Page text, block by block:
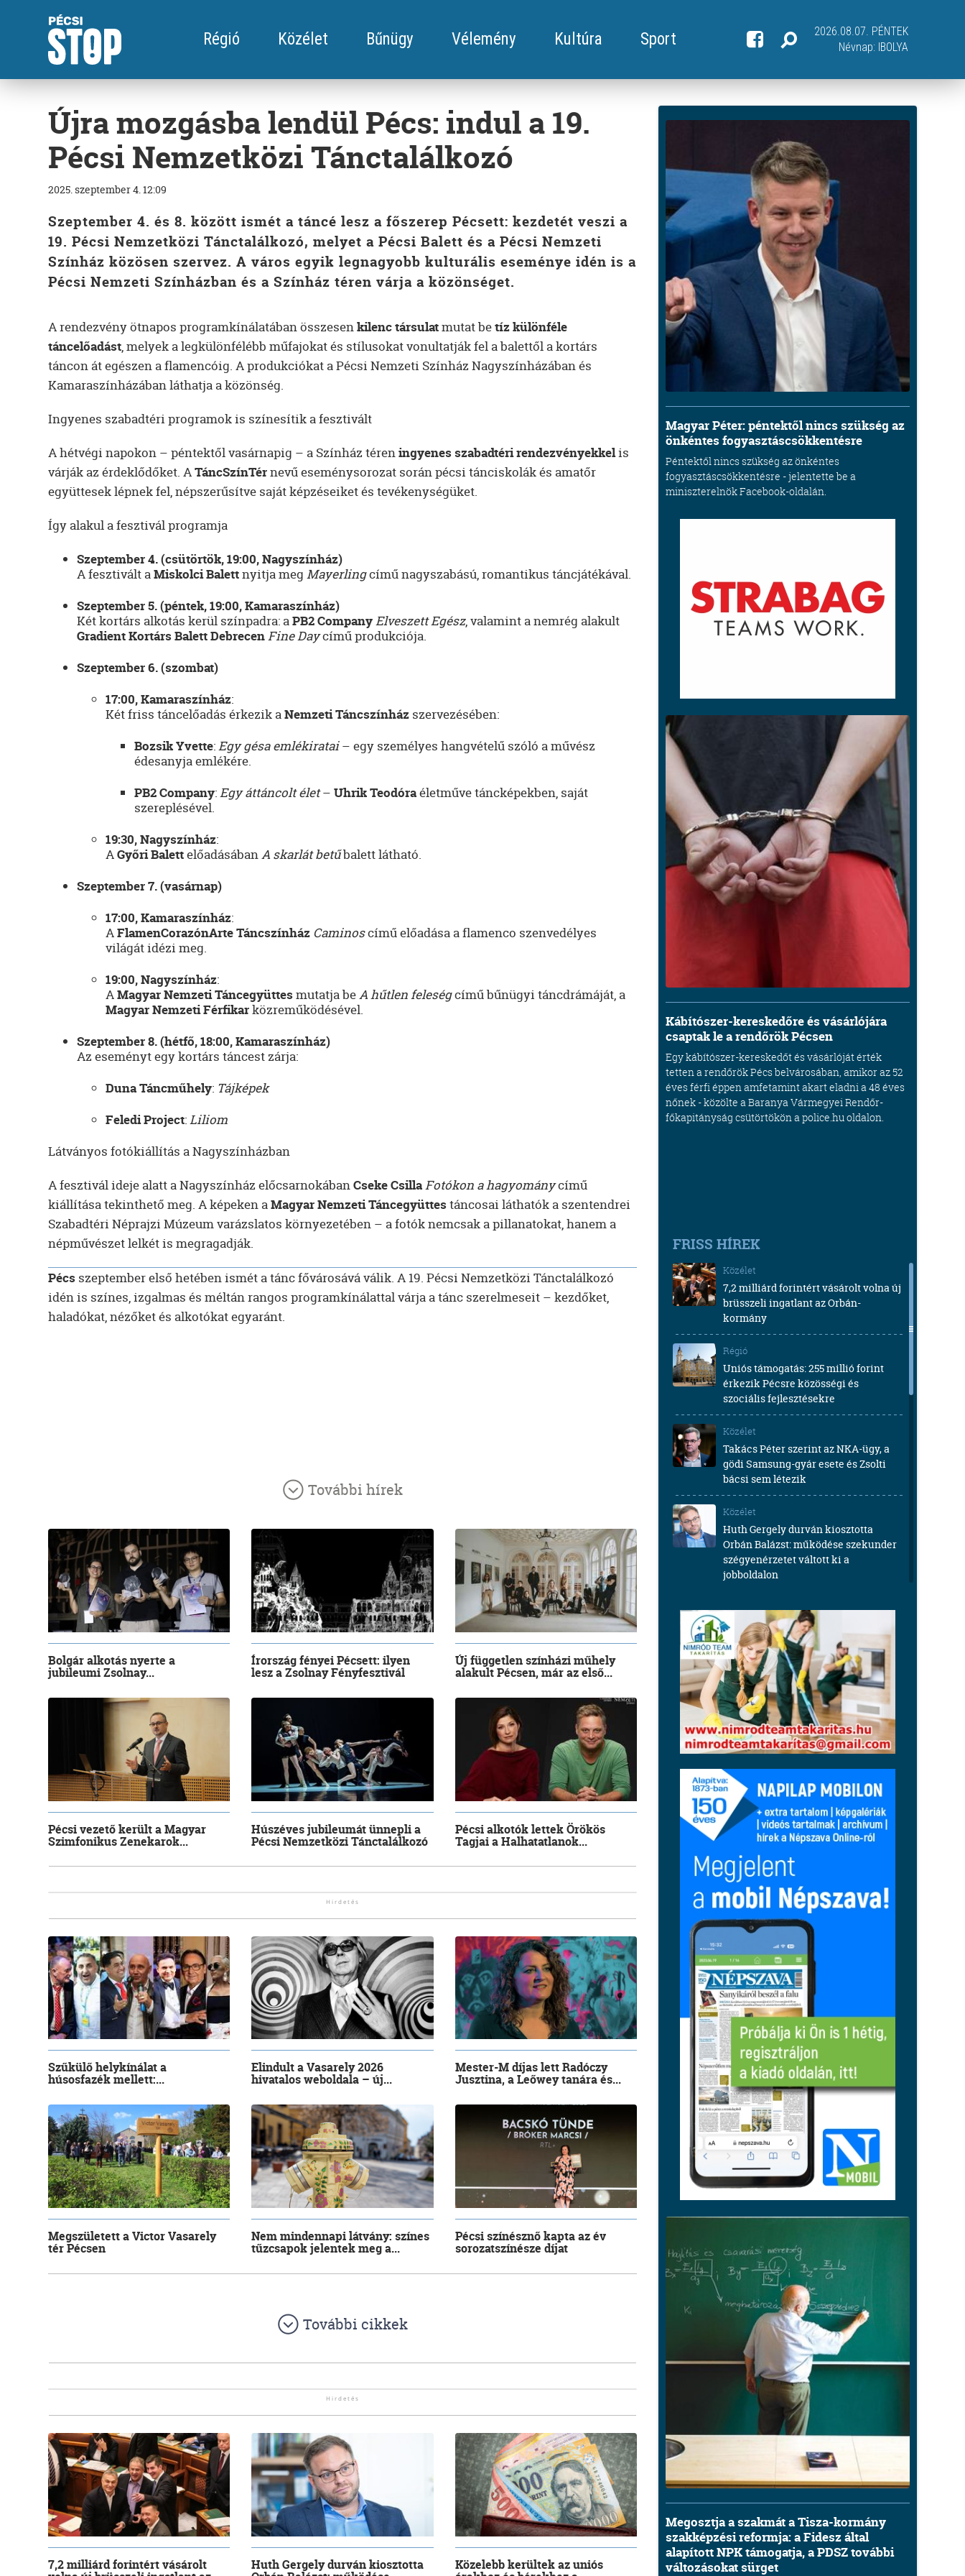
Régió Közélet Bűnügy Vélemény Kultúra Sport
2026.08.07. PÉNTEK
Névnap: IBOLYA
Újra mozgásba lendül Pécs: indul a 19.
Pécsi Nemzetközi Tánctalálkozó
2025. szeptember 4. 12:09
Szeptember 4. és 8. között ismét a táncé lesz a főszerep Pécsett: kezdetét veszi a
19. Pécsi Nemzetközi Tánctalálkozó, melyet a Pécsi Balett és a Pécsi Nemzeti
Színház közösen szervez. A város egyik legnagyobb kulturális eseménye idén is a
Pécsi Nemzeti Színházban és a Színház téren várja a közönséget.
A rendezvény ötnapos programkínálatában összesenkilenc társulatmutat betíz különféle
táncelőadást, melyek a legkülönfélébb műfajokat és stílusokat vonultatják fel a balettől a kortárs
táncon át egészen a flamencóig. A produkciókat a Pécsi Nemzeti Színház Nagyszínházában és
Kamaraszínházában láthatja a közönség.
Ingyenes szabadtéri programok is színesítik a fesztivált
A hétvégi napokon – péntektől vasárnapig – a Színház téreningyenes szabadtéri rendezvényekkelis
várják az érdeklődőket. ATáncSzínTérnevű eseménysorozat során pécsi tánciskolák és amatőr
együttesek lépnek fel, népszerűsítve saját képzéseiket és tevékenységüket.
Így alakul a fesztivál programja
Szeptember 4. (csütörtök, 19:00, Nagyszínház)
A fesztivált aMiskolci Balettnyitja meg Mayerlingcímű nagyszabású, romantikus táncjátékával.
Szeptember 5. (péntek, 19:00, Kamaraszínház)
Két kortárs alkotás kerül színpadra: aPB2 CompanyElveszett Egész, valamint a nemrég alakult
Gradient Kortárs Balett DebrecenFine Daycímű produkciója.
Szeptember 6. (szombat)
17:00, Kamaraszínház:
Két friss táncelőadás érkezik aNemzeti Táncszínház szervezésében:
Bozsik Yvette:Egy gésa emlékiratai– egy személyes hangvételű szóló a művész
édesanyja emlékére.
PB2 Company:Egy áttáncolt élet– Uhrik Teodóraéletműve táncképekben, saját
szereplésével.
19:30, Nagyszínház:
AGyőri BalettelőadásábanA skarlát betűbalett látható.
Szeptember 7. (vasárnap)
17:00, Kamaraszínház:
AFlamenCorazónArte Táncszínház Caminoscímű előadása a flamenco szenvedélyes
világát idézi meg.
19:00, Nagyszínház:
AMagyar Nemzeti Táncegyüttesmutatja beA hűtlen feleségcímű bűnügyi táncdrámáját, a
Magyar Nemzeti Férfikarközreműködésével.
Szeptember 8. (hétfő, 18:00, Kamaraszínház)
Az eseményt egy kortárs táncest zárja:
Duna Táncműhely: Tájképek
Feledi Project:Liliom
Látványos fotókiállítás a Nagyszínházban
A fesztivál ideje alatt a Nagyszínház előcsarnokábanCseke CsillaFotókon a hagyománycímű
kiállítása tekinthető meg. A képeken aMagyar Nemzeti Táncegyüttestáncosai láthatók a szentendrei
Szabadtéri Néprajzi Múzeum varázslatos környezetében – a fotók nemcsak a pillanatokat, hanem a
népművészet lelkét is megragadják.
Pécs szeptember első hetében ismét a tánc fővárosává válik. A 19. Pécsi Nemzetközi Tánctalálkozó
idén is színes, izgalmas és méltán rangos programkínálattal várja a tánc szerelmeseit – kezdőket,
haladókat, nézőket és alkotókat egyaránt.
További hírek
Bolgár alkotás nyerte a
jubileumi Zsolnay...
Írország fényei Pécsett: ilyen
lesz a Zsolnay Fényfesztivál
Új független színházi műhely
alakult Pécsen, már az első...
Pécsi vezető került a Magyar
Szimfonikus Zenekarok...
Húszéves jubileumát ünnepli a
Pécsi Nemzetközi Tánctalálkozó
Pécsi alkotók lettek Örökös
Tagjai a Halhatatlanok...
Szűkülő helykínálat a
húsosfazék mellett:...
Elindult a Vasarely 2026
hivatalos weboldala – új...
Mester-M díjas lett Radóczy
Jusztina, a Leőwey tanára és...
Megszületett a Victor Vasarely
tér Pécsen
Nem mindennapi látvány: színes
tűzcsapok jelentek meg a...
Pécsi színésznő kapta az év
sorozatszínésze díjat
További cikkek
7,2 milliárd forintért vásárolt Huth Gergely durván kiosztotta Közelebb kerültek az uniós
Magyar Péter: péntektől nincs szükség az
önkéntes fogyasztáscsökkentésre
Péntektől nincs szükség az önkéntes
fogyasztáscsökkentésre - jelentette be a
miniszterelnök Facebook-oldalán.
Kábítószer-kereskedőre és vásárlójára
csaptak le a rendőrök Pécsen
Egy kábítószer-kereskedőt és vásárlóját érték
tetten a rendőrök Pécs belvárosában, amikor az 52
éves férfi éppen amfetamint akart eladni a 48 éves
nőnek - közölte a Baranya Vármegyei Rendőr-
főkapitányság csütörtökön a police.hu oldalon.
FRISS HÍREK
Közélet
7,2 milliárd forintért vásárolt volna új
brüsszeli ingatlant az Orbán-
kormány
Régió
Uniós támogatás: 255 millió forint
érkezik Pécsre közösségi és
szociális fejlesztésekre
Közélet
Takács Péter szerint az NKA-ügy, a
gödi Samsung-gyár esete és Zsolti
bácsi sem létezik
Közélet
Huth Gergely durván kiosztotta
Orbán Balázst: működése szekunder
szégyenérzetet váltott ki a
jobboldalon
Közélet
Magyar Péter: péntektől nincs
szükség az önkéntes
fogyasztáscsökkentésre
Régió
Tragikus tűzeset történt Cserkúton,
egy holttestet is találtak
Közélet
Nincsenek jó hónapjai Balásy
Gyulának: a Szerencsejáték Zrt.
szerződést bontott, a honvédelmi
miniszter feljelentést tett
Közelebb kerültek az uniós árakhoz
és bérekhez a magyarok, de a régió
továbbra is előttünk jár
Sport
A sport sem maradhat ki, spórolnak
az energiával a pécsi egyesületek
Közélet
Orbán Gáspár hatszor utazott
honvédségi gépen Csádba és Nigerbe
Megosztja a szakmát a Tisza-kormány
szakképzési reformja: a Fidesz által
alapított NPK támogatja, a PDSZ további
változásokat sürget